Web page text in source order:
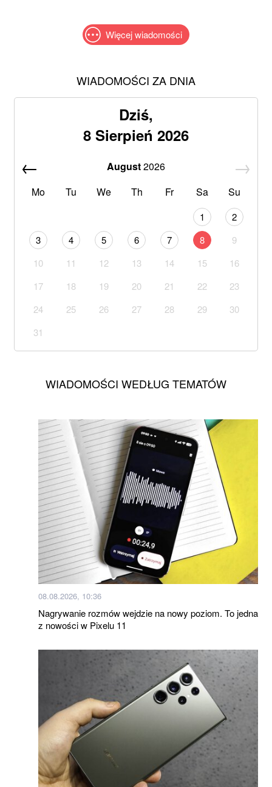
Więcej wiadomości
WIADOMOŚCI ZA DNIA
Dziś,
8 Sierpień 2026
August2026
Mo
Tu We Th Fr Sa Su
1
2
3
4 5 6 7 8
9
10
11 12 13 14 15
16
17
18 19 20 21 22
23
24
25 26 27 28 29
30
31
WIADOMOŚCI WEDŁUG TEMATÓW
08.08.2026, 10:36
Nagrywanie rozmów wejdzie na nowy poziom. To jedna
z nowości w Pixelu 11